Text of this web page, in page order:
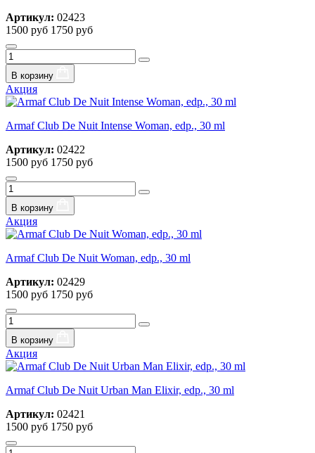
Артикул: 02423
1500 руб 1750 руб
В корзину
Акция
Armaf Club De Nuit Intense Woman, edp., 30 ml
Артикул: 02422
1500 руб 1750 руб
В корзину
Акция
Armaf Club De Nuit Woman, edp., 30 ml
Артикул: 02429
1500 руб 1750 руб
В корзину
Акция
Armaf Club De Nuit Urban Man Elixir, edp., 30 ml
Артикул: 02421
1500 руб 1750 руб